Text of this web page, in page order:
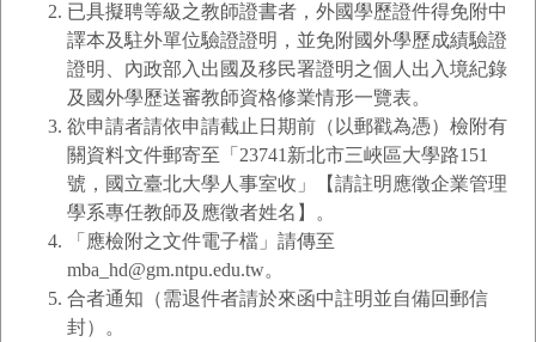
已具擬聘等級之教師證書者，外國學歷證件得免附中
譯本及駐外單位驗證證明，並免附國外學歷成績驗證
證明、內政部入出國及移民署證明之個人出入境紀錄
及國外學歷送審教師資格修業情形一覽表。
欲申請者請依申請截止日期前（以郵戳為憑）檢附有
關資料文件郵寄至「23741新北市三峽區大學路151
號，國立臺北大學人事室收」【請註明應徵企業管理
學系專任教師及應徵者姓名】。
「應檢附之文件電子檔」請傳至
mba_hd@gm.ntpu.edu.tw。
合者通知（需退件者請於來函中註明並自備回郵信
封）。